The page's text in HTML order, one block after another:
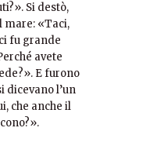
Si destò,
mare: «Taci,
fu grande
avete
E furono
dicevano l’un
che anche il